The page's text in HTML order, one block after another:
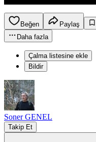
Beğen Paylaş
Daha fazla
Çalma listesine ekle
Bildir
Soner GENEL
Takip Et